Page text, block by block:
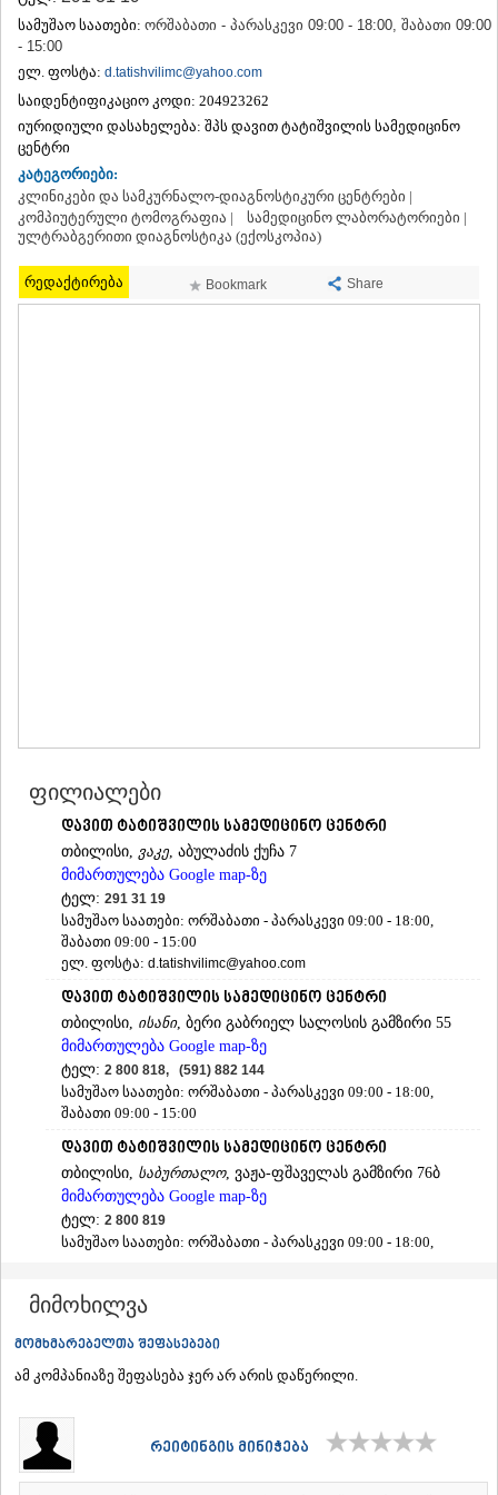
ᲗᲔᲠᲯᲝᲚᲐ
ᲡᲐᲛᲢᲠᲔᲓᲘᲐ
ᲢᲧᲘᲑᲣᲚᲘ
ᲥᲣᲗᲐᲘᲡᲘ
ᲬᲧᲐᲚᲢᲣᲑᲝ
ᲭᲘᲐᲗᲣᲠᲐ
ᲮᲐᲠᲐᲒᲐᲣᲚᲘ
ᲮᲝᲜᲘ
ᲙᲐᲮᲔᲗᲘ
ᲐᲮᲛᲔᲢᲐ
ᲒᲣᲠᲯᲐᲐᲜᲘ
ᲓᲔᲓᲝᲤᲚᲘᲡᲬᲧᲐᲠᲝ
ᲗᲔᲚᲐᲕᲘ
ᲐᲑᲐᲨᲐ
ᲛᲐᲠᲢᲕᲘᲚᲘ
ᲡᲔᲜᲐᲙᲘ
ᲤᲝᲗᲘ
ᲩᲮᲝᲠᲝᲬᲧᲣ
ᲬᲐᲚᲔᲜᲯᲘᲮᲐ
ᲮᲝᲑᲘ
ᲐᲜᲐᲙᲚᲘᲐ
ᲯᲕᲐᲠᲘ
ᲡᲐᲛᲪᲮᲔ–ᲯᲐᲕᲐᲮᲔᲗᲘ
ᲐᲓᲘᲒᲔᲜᲘ
ᲐᲡᲞᲘᲜᲫᲐ
ᲐᲮᲐᲚᲥᲐᲚᲐᲥᲘ
ᲐᲮᲐᲚᲪᲘᲮᲔ
ᲑᲝᲠᲯᲝᲛᲘ
ᲐᲑᲐᲡᲗᲣᲛᲐᲜᲘ
ᲑᲐᲙᲣᲠᲘᲐᲜᲘ
ᲕᲐᲚᲔ
ᲥᲕᲔᲛᲝ ᲥᲐᲠᲗᲚᲘ
ᲑᲝᲚᲜᲘᲡᲘ
ᲗᲔᲗᲠᲘᲬᲧᲐᲠᲝ
ᲬᲐᲚᲙᲐ
ᲒᲝᲠᲘ
ᲙᲐᲡᲞᲘ
ᲥᲐᲠᲔᲚᲘ
სამუშაო საათები: ორშაბათი - პარასკევი 09:00 - 18:00, შაბათი 09:00
- 15:00
ელ. ფოსტა: d.tatishvilimc@yahoo.com
საიდენტიფიკაციო კოდი: 204923262
იურიდიული დასახელება: შპს დავით ტატიშვილის სამედიცინო
ცენტრი
კატეგორიები:
კლინიკები და სამკურნალო-დიაგნოსტიკური ცენტრები |
კომპიუტერული ტომოგრაფია |
სამედიცინო ლაბორატორიები |
ულტრაბგერითი დიაგნოსტიკა (ექოსკოპია)
რედაქტირება Bookmark Share
ფილიალები
დავით ტატიშვილის სამედიცინო ცენტრი
თბილისი, ვაკე, აბულაძის ქუჩა 7
მიმართულება Google map-ზე
ტელ: 291 31 19
სამუშაო საათები: ორშაბათი - პარასკევი 09:00 - 18:00,
შაბათი 09:00 - 15:00
ელ. ფოსტა: d.tatishvilimc@yahoo.com
დავით ტატიშვილის სამედიცინო ცენტრი
თბილისი, ისანი, ბერი გაბრიელ სალოსის გამზირი 55
მიმართულება Google map-ზე
ტელ: 2 800 818, (591) 882 144
სამუშაო საათები: ორშაბათი - პარასკევი 09:00 - 18:00,
შაბათი 09:00 - 15:00
დავით ტატიშვილის სამედიცინო ცენტრი
თბილისი, საბურთალო, ვაჟა-ფშაველას გამზირი 76ბ
მიმართულება Google map-ზე
ტელ: 2 800 819
სამუშაო საათები: ორშაბათი - პარასკევი 09:00 - 18:00,
დავით ტატიშვილის სამედიცინო ცენტრი
თბილისი, საბურთალო
მიმართულება Google map-ზე
სამუშაო საათები: ორშაბათი - პარასკევი 09:00 - 18:00,
დავით ტატიშვილის სამედიცინო ცენტრის ბათუმის
ფილიალი
მიმოხილვა
მომხმარებელთა შეფასებები
ამ კომპანიაზე შეფასება ჯერ არ არის დაწერილი.
რეიტინგის მინიჭება